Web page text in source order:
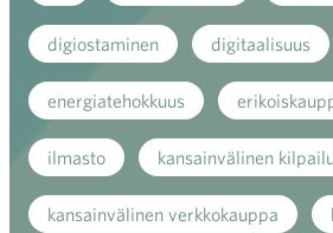
digiostaminen digitaalisuus
energiatehokkuus
ilmasto kansainvälinen kilpailu
kansainvälinen verkkokauppa